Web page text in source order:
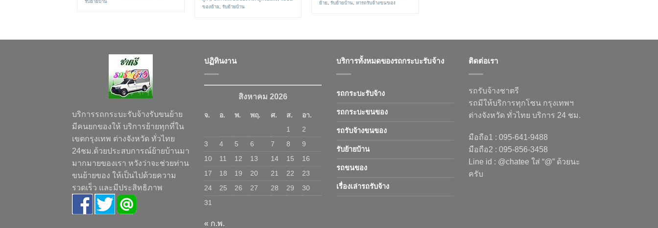
รับย้ายบ้าน
ของย้าย, รับย้ายบ้าน
ย้าย
,รับย้ายบ้าน ,หารถรับจ้างขนของ
บริการรถกระบะรับจ้างรับขนย้าย
มีคนยกของให้ บริการย้ายทุกที่ใน
เขตกรุงเทพ ต่างจังหวัด ทั่วไทย
24ชม.ด้วยประสบการณ์ย้ายบ้านมา
มากมายของเรา หวังว่าจะช่วยท่าน
ขนย้ายของ ให้เป็นไปด้วยความ
รวดเร็ว และมีประสิทธิภาพ
ปฏิทินงาน
สิงหาคม 2026
จ. อ. พ. พฤ. ศ. ส.
อา.
1
2
3
4 5 6 7 8
9
10
11 12 13 14 15
16
17
18 19 20 21 22
23
24
25 26 27 28 29
30
31
« ก.พ.
บริการทั้งหมดของรถกระบะรับจ้าง
รถกระบะรับจ้าง
รถกระบะขนของ
รถรับจ้างขนของ
รับย้ายบ้าน
รถขนของ
เรื่องเล่ารถรับจ้าง
ติดต่อเรา
รถรับจ้างชาตรี
รถมีให้บริการทุกโซน กรุงเทพฯ
ต่างจังหวัด ทั่วไทย บริการ 24 ชม.
มือถือ1 : 095-641-9488
มือถือ2 : 095-856-3458
Line id : @chatee ใส่ “@” ด้วยนะ
ครับ